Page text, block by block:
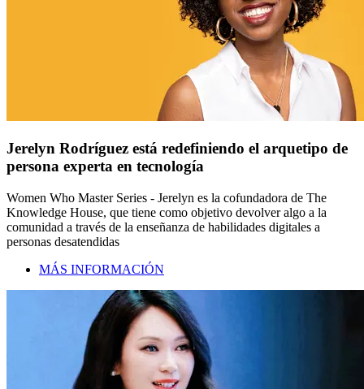
Jerelyn Rodríguez está redefiniendo el arquetipo de
persona experta en tecnología
Women Who Master Series - Jerelyn es la cofundadora de The
Knowledge House, que tiene como objetivo devolver algo a la
comunidad a través de la enseñanza de habilidades digitales a
personas desatendidas
MÁS INFORMACIÓN